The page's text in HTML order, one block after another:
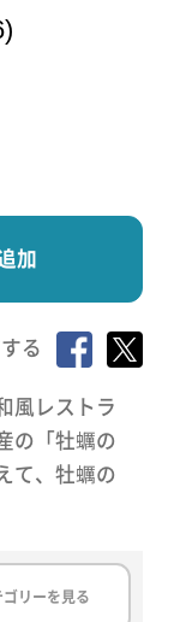
加
る
風レストラ
の「牡蠣の
て、牡蠣の
ゴリーを見る